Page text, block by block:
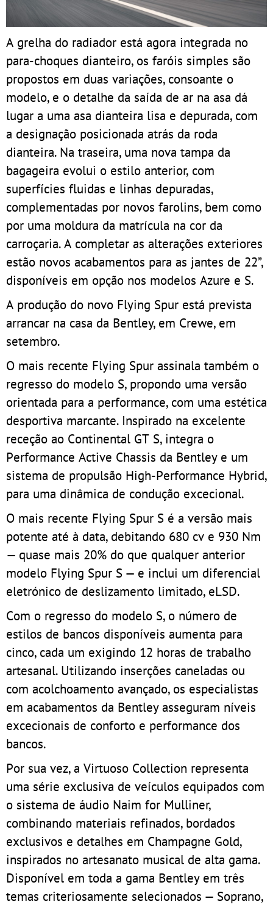
A grelha do radiador está agora integrada no
para-choques dianteiro, os faróis simples são
propostos em duas variações, consoante o
modelo, e o detalhe da saída de ar na asa dá
lugar a uma asa dianteira lisa e depurada, com
a designação posicionada atrás da roda
dianteira. Na traseira, uma nova tampa da
bagageira evolui o estilo anterior, com
superfícies fluidas e linhas depuradas,
complementadas por novos farolins, bem como
por uma moldura da matrícula na cor da
carroçaria. A completar as alterações exteriores
estão novos acabamentos para as jantes de 22”,
disponíveis em opção nos modelos Azure e S.
A produção do novo Flying Spur está prevista
arrancar na casa da Bentley, em Crewe, em
setembro.
O mais recente Flying Spur assinala também o
regresso do modelo S, propondo uma versão
orientada para a performance, com uma estética
desportiva marcante. Inspirado na excelente
receção ao Continental GT S, integra o
Performance Active Chassis da Bentley e um
sistema de propulsão High-Performance Hybrid,
para uma dinâmica de condução excecional.
O mais recente Flying Spur S é a versão mais
potente até à data, debitando 680 cv e 930 Nm
— quase mais 20% do que qualquer anterior
modelo Flying Spur S — e inclui um diferencial
eletrónico de deslizamento limitado, eLSD.
Com o regresso do modelo S, o número de
estilos de bancos disponíveis aumenta para
cinco, cada um exigindo 12 horas de trabalho
artesanal. Utilizando inserções caneladas ou
com acolchoamento avançado, os especialistas
em acabamentos da Bentley asseguram níveis
excecionais de conforto e performance dos
bancos.
Por sua vez, a Virtuoso Collection representa
uma série exclusiva de veículos equipados com
o sistema de áudio Naim for Mulliner,
combinando materiais refinados, bordados
exclusivos e detalhes em Champagne Gold,
inspirados no artesanato musical de alta gama.
Disponível em toda a gama Bentley em três
temas criteriosamente selecionados — Soprano,